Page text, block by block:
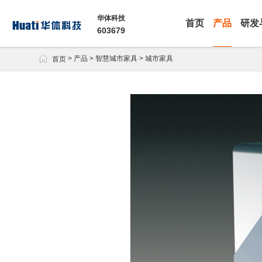
华体科技
603679
首页 产品 研发
 首页 > 产品 > 智慧城市家具 > 城市家具